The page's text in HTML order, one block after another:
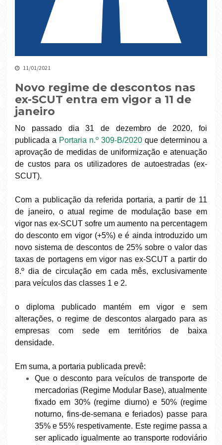
11/01/2021
Novo regime de descontos nas
ex-SCUT entra em vigor a 11 de
janeiro
No passado dia 31 de dezembro de 2020, foi
publicada a Portaria n.º 309-B/2020 que determinou a
aprovação de medidas de uniformização e atenuação
de custos para os utilizadores de autoestradas (ex-
SCUT).
Com a publicação da referida portaria, a partir de 11
de janeiro, o atual regime de modulação base em
vigor nas ex-SCUT sofre um aumento na percentagem
do desconto em vigor (+5%) e é ainda introduzido um
novo sistema de descontos de 25% sobre o valor das
taxas de portagens em vigor nas ex-SCUT a partir do
8.º dia de circulação em cada mês, exclusivamente
para veículos das classes 1 e 2.
o diploma publicado mantém em vigor e sem
alterações, o regime de descontos alargado para as
empresas com sede em territórios de baixa
densidade.
Em suma, a portaria publicada prevê:
Que o desconto para veículos de transporte de
mercadorias (Regime Modular Base), atualmente
fixado em 30% (regime diurno) e 50% (regime
noturno, fins-de-semana e feriados) passe para
35% e 55% respetivamente. Este regime passa a
ser aplicado igualmente ao transporte rodoviário